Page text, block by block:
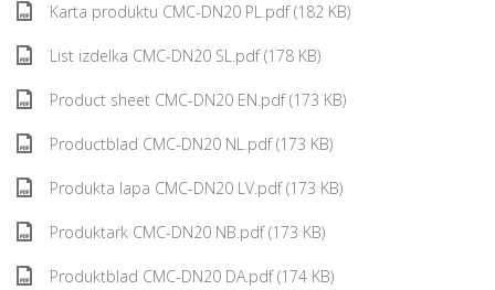
Karta produktu CMC-DN20 PL.pdf (182 KB)
List izdelka CMC-DN20 SL.pdf (178 KB)
Product sheet CMC-DN20 EN.pdf (173 KB)
Productblad CMC-DN20 NL.pdf (173 KB)
Produkta lapa CMC-DN20 LV.pdf (173 KB)
Produktark CMC-DN20 NB.pdf (173 KB)
Produktblad CMC-DN20 DA.pdf (174 KB)